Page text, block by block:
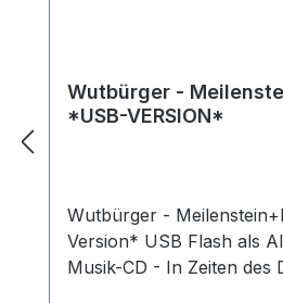
Wutbürger -
*USB-VERSION*
Wutbürger -
Version* USB Flash als
Musik-CD - In Zeiten des